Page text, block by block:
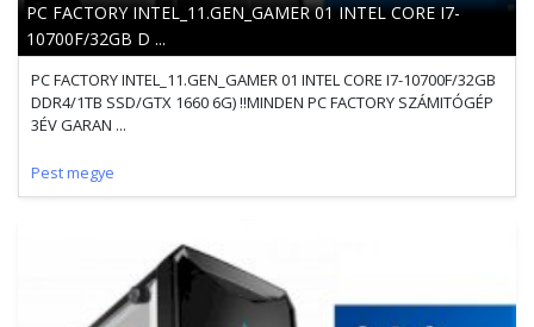
PC FACTORY INTEL_11.GEN_GAMER 01 INTEL CORE I7-
10700F/32GB D ...
PC FACTORY INTEL_11.GEN_GAMER 01 INTEL CORE I7-10700F/32GB
DDR4/1TB SSD/GTX 1660 6G) !!MINDEN PC FACTORY SZÁMITÓGÉP
3ÉV GARAN ...
Pest megye